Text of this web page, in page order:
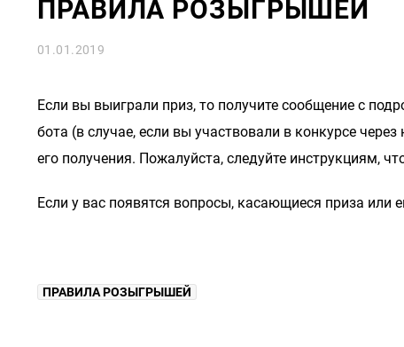
ПРАВИЛА РОЗЫГРЫШЕЙ
01.01.2019
Если вы выиграли приз, то получите сообщение с
бота (в случае, если вы участвовали в конкурсе
его получения. Пожалуйста, следуйте инструкциям,
Если у вас появятся вопросы, касающиеся приза или
ПРАВИЛА РОЗЫГРЫШЕЙ